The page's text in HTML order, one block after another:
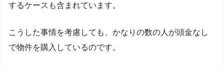
するケースも含まれています。
こうした事情を考慮しても、かなりの数の人が頭金なし
で物件を購入しているのです。